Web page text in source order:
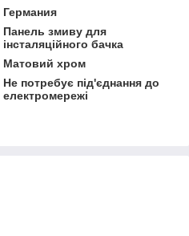
Германия
Панель змиву для
інсталяційного бачка
Матовий хром
Не потребує під'єднання до
електромережі